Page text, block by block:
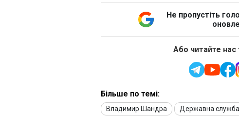
Не пропустіть
Або читайте
Більше по темі:
Владимир Шандра Державна служба